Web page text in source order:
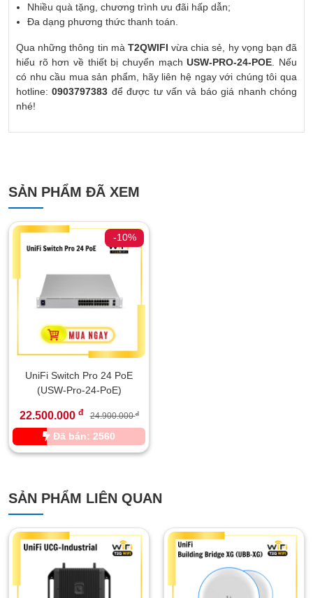
Nhiều quà tặng, chương trình ưu đãi hấp dẫn;
Đa dạng phương thức thanh toán.
Qua những thông tin mà T2QWIFI vừa chia sẻ, hy vọng bạn đã
hiểu rõ hơn về thiết bị chuyển mạchUSW-PRO-24-POE . Nếu
có nhu cầu mua sản phẩm, hãy liên hệ ngay với chúng tôi qua
hotline:0903797383 để được tư vấn và báo giá nhanh chóng
nhé!
SẢN PHẨM ĐÃ XEM
-10%
UniFi Switch Pro 24 PoE
(USW-Pro-24-PoE)
22.500.000 đ 24.900.000đ
Đã bán: 2560
SẢN PHẨM LIÊN QUAN